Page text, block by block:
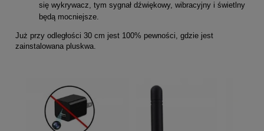
się wykrywacz, tym sygnał dźwiękowy, wibracyjny i świetlny
będą mocniejsze.
Już przy odległości 30 cm jest 100% pewności, gdzie jest
zainstalowana pluskwa.